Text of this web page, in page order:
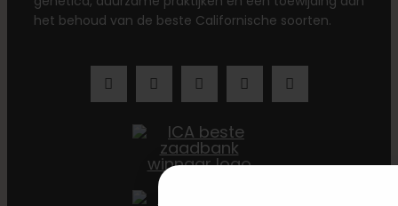
het behoud van de beste Californische soorten.